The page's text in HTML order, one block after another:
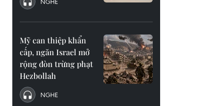
Mỹ can thiệp khẩn
cấp, ngăn Israel mở
rộng đòn trừng phạt
Hezbollah
NGHE